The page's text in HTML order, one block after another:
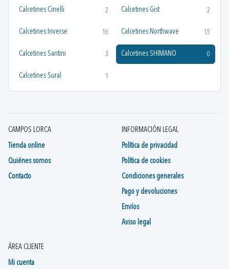
Calcetines Cinelli 2 Calcetines Gist 2
Calcetines Inverse 16 Calcetines Northwave 15
Calcetines Santini 3 Calcetines SHIMANO 0
Calcetines Sural 1
CAMPOS LORCA
Tienda online
Quiénes somos
Contacto
INFORMACIÓN LEGAL
Política de privacidad
Política de cookies
Condiciones generales
Pago y devoluciones
Envíos
Aviso legal
ÁREA CLIENTE
Mi cuenta